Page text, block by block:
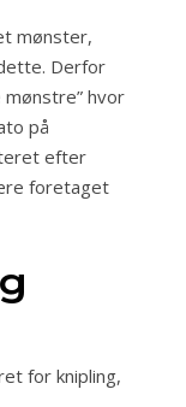
mønster,
Derfor
mønstre” hvor
på
efter
foretaget
for knipling,